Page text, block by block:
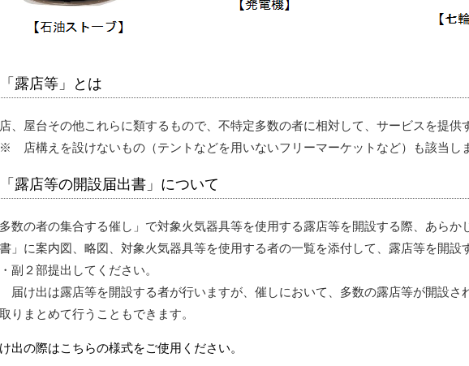
「露店等」とは
、屋台その他これらに類するもので、不特定多数の者に相対して、サービスを提供
構えを設けないもの（テントなどを用いないフリーマーケットなど）も該当しま
「露店等の開設届出書」について
数の者の集合する催し」で対象火気器具等を使用する露店等を開設する際、あらか
」に案内図、略図、対象火気器具等を使用する者の一覧を添付して、露店等を開設
副２部提出してください。
け出は露店等を開設する者が行いますが、催しにおいて、多数の露店等が開設さ
りまとめて行うこともできます。
出の際はこちらの様式をご使用ください。